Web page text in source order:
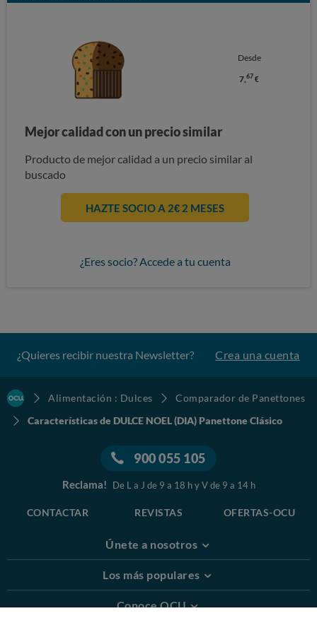
Desde
7,67 €
Mejor calidad con un precio similar
Producto de mejor calidad a un precio similar al
buscado
HAZTE SOCIO A 2€ 2 MESES
¿Eres socio? Accede a tu cuenta
¿Quieres recibir nuestra Newsletter? Crea una cuenta
Alimentación : Dulces
Comparador de Panettones
Características de DULCE NOEL (DIA) Panettone Clásico
900 055 105
Reclama! De L a J de 9 a 18 h y V de 9 a 14 h
CONTACTAR REVISTAS OFERTAS-OCU
Únete a nosotros
Los más populares
Conoce OCU